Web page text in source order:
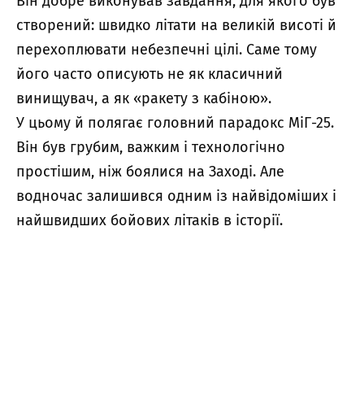
створений: швидко літати на великій висоті й
перехоплювати небезпечні цілі. Саме тому
його часто описують не як класичний
винищувач, а як «ракету з кабіною».
У цьому й полягає головний парадокс МіГ-25.
Він був грубим, важким і технологічно
простішим, ніж боялися на Заході. Але
водночас залишився одним із найвідоміших і
найшвидших бойових літаків в історії.